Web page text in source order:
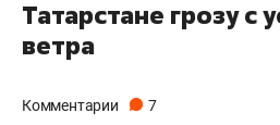
Татарстане грозу с
ветра
Комментарии 7